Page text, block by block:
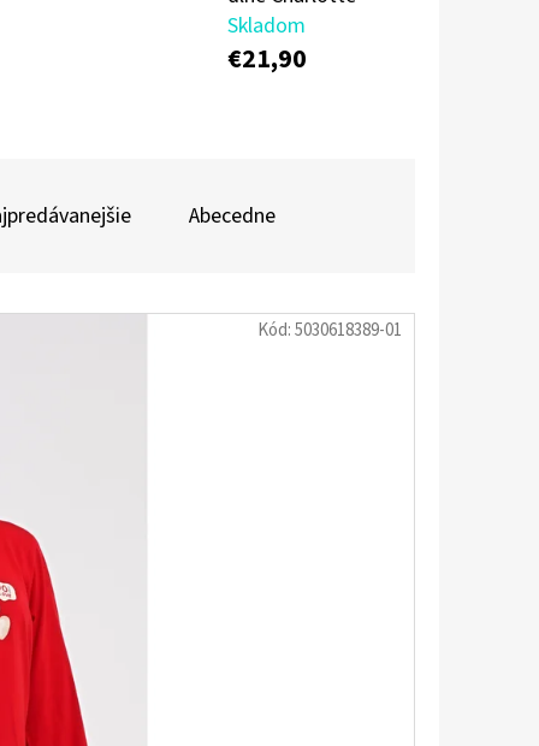
Skladom
€21,90
Abecedne
Kód:5030618389-01
S KRÁTKYM